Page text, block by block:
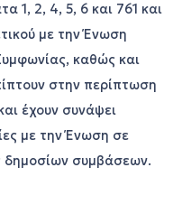
1, 2, 4, 5, 6 και 761 και
με την Ένωση
καθώς και
στην περίπτωση
έχουν συνάψει
με την Ένωση σε
δημοσίων συμβάσεων.